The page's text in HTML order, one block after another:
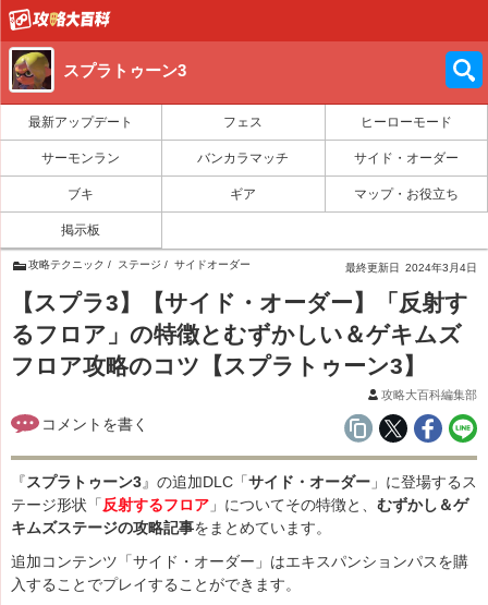
スプラトゥーン3
最新アップデート フェス ヒーローモード
サーモンラン バンカラマッチ サイド・オーダー
ブキ ギア マップ・お役立ち
掲示板
攻略テクニック ステージ サイドオーダー 最終更新日 2024年3月4日
【スプラ3】【サイド・オーダー】「反射す
るフロア」の特徴とむずかしい＆ゲキムズ
フロア攻略のコツ【スプラトゥーン3】
攻略大百科編集部
『スプラトゥーン3』の追加DLC「サイド・オーダー 」に登場するス
テージ形状「 反射するフロア 」についてその特徴と、 むずかし＆ゲ
キムズステージの攻略記事をまとめています。
追加コンテンツ「サイド・オーダー」はエキスパンションパスを購
入することでプレイすることができます。